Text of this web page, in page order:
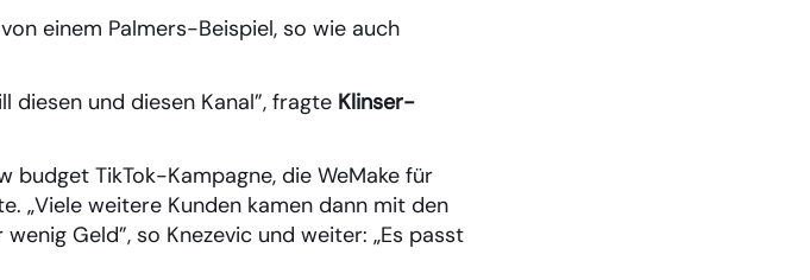
einem Palmers-Beispiel, so wie auch
diesen und diesen Kanal”, fragte Klinser-
TikTok-Kampagne, die WeMake für
„Viele weitere Kunden kamen dann mit den
Geld”, so Knezevic und weiter: „Es passt